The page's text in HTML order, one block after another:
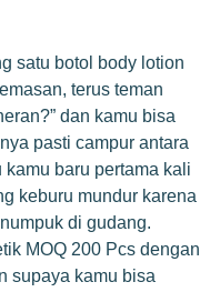
satu botol body lotion
terus teman
dan kamu bisa
pasti campur antara
baru pertama kali
keburu mundur karena
di gudang.
MOQ 200 Pcs dengan
supaya kamu bisa